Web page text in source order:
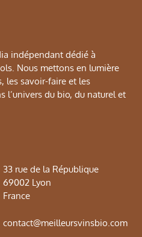
indépendant dédié à
Nous mettons en lumière
les savoir-faire et les
l’univers du bio, du naturel et
33 rue de la République
69002 Lyon
France
contact@meilleursvinsbio.com